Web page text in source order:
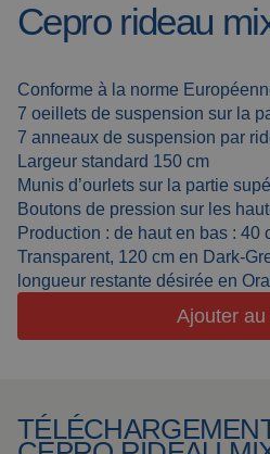
Toiles de soudure
soudage
Soudage en
extérieur
Lanières de
meulage
Cabines de travail
Rideaux de
Produits isolants
À propos de nous
Foire aux questions
Downloads
Cepro rideau
Conforme à la norme
7 oeillets de suspension sur la
7 anneaux de suspension par
Largeur standard 150 cm
Munis d’ourlets sur la partie
Boutons de pression sur les
Production : de haut en bas : 40
Transparent, 120 cm en Dark-
longueur restante désirée en
Ajouter